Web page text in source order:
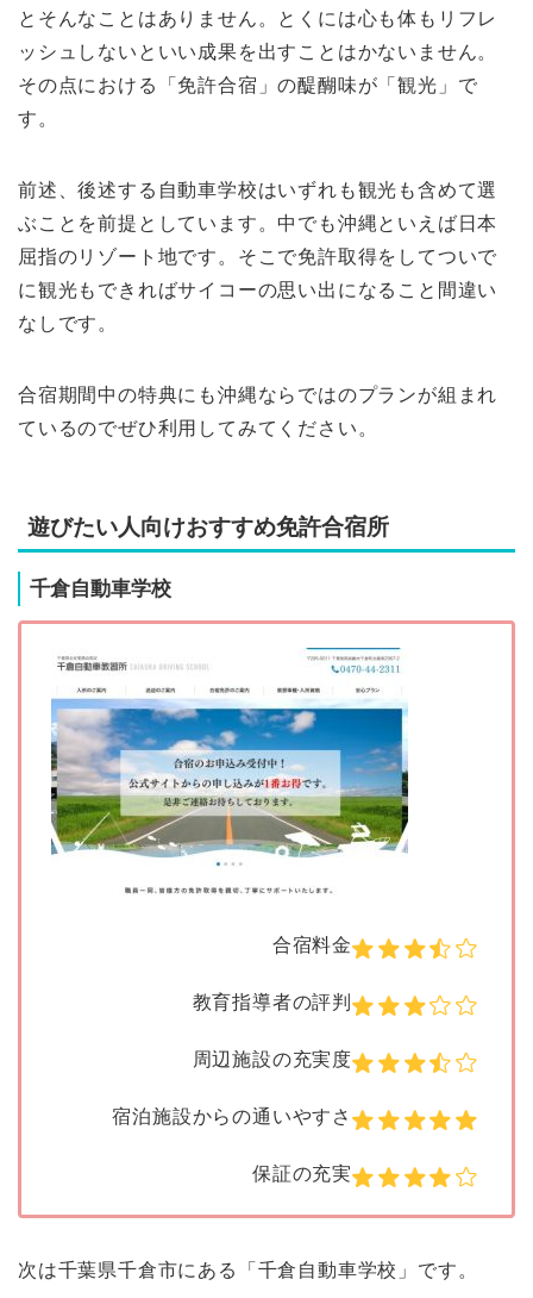
とそんなことはありません。とくには心も体もリフレ
ッシュしないといい成果を出すことはかないません。
その点における「免許合宿」の醍醐味が「観光」で
す。
前述、後述する自動車学校はいずれも観光も含めて選
ぶことを前提としています。中でも沖縄といえば日本
屈指のリゾート地です。そこで免許取得をしてついで
に観光もできればサイコーの思い出になること間違い
なしです。
合宿期間中の特典にも沖縄ならではのプランが組まれ
ているのでぜひ利用してみてください。
遊びたい人向けおすすめ免許合宿所
千倉自動車学校
合宿料金
教育指導者の評判
周辺施設の充実度
宿泊施設からの通いやすさ
保証の充実
次は千葉県千倉市にある「千倉自動車学校」です。